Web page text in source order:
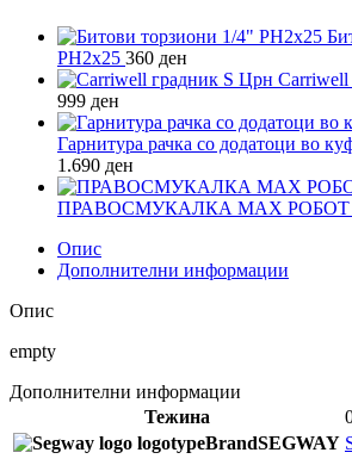
PH2x25 360 ден
999 ден
Гарнитура рачка со додатоци во
1.690 ден
ПРАВОСМУКАЛКА MAX РОБОТ
Опис
Дополнителни информации
Опис
empty
Дополнителни информации
Тежина
BrandSEGWAY